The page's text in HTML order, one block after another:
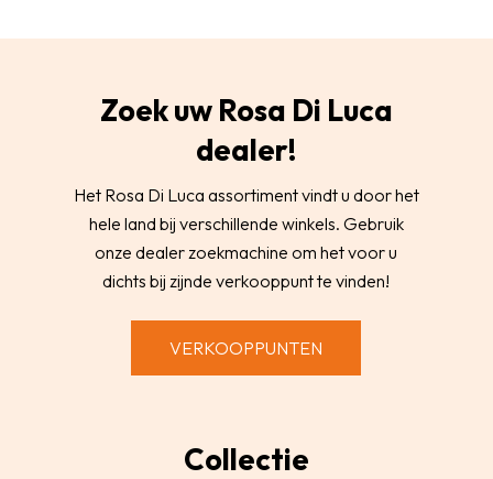
Zoek uw Rosa Di Luca
dealer!
Het Rosa Di Luca assortiment vindt u door het
hele land bij verschillende winkels. Gebruik
onze dealer zoekmachine om het voor u
dichts bij zijnde verkooppunt te vinden!
VERKOOPPUNTEN
Collectie